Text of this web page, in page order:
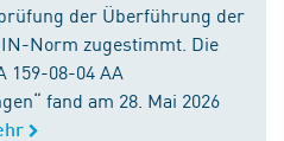
der Überführung der
Norm zugestimmt. Die
159-08-04 AA
fand am 28. Mai 2026